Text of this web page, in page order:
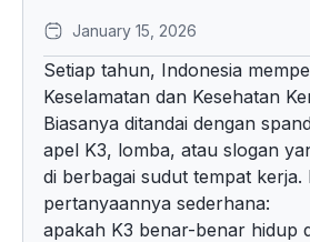
January 15, 2026
Setiap tahun, Indonesia
Keselamatan dan Kesehatan
Biasanya ditandai dengan
apel K3, lomba, atau slogan
di berbagai sudut tempat kerja.
pertanyaannya sederhana:
apakah K3 benar-benar hidup